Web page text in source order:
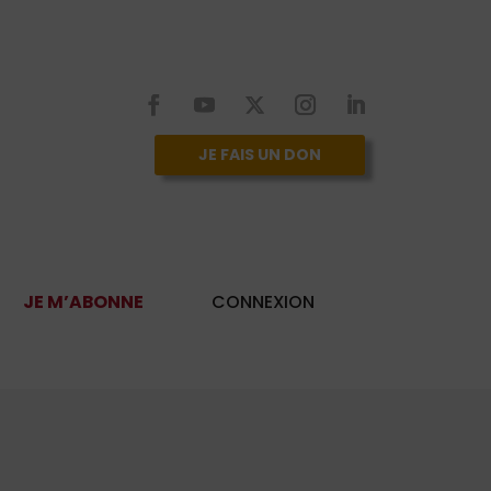
JE FAIS UN DON
JE M’ABONNE
CONNEXION